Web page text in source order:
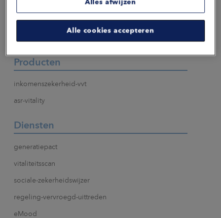
Producten
inkomenszekerheid-vvt
asr-vitality
Diensten
generatiepact
vitaliteitsscan
sociale-zekerheidswijzer
regeling-vervroegd-uittreden
eMood
Alles afwijzen
Alle cookies accepteren